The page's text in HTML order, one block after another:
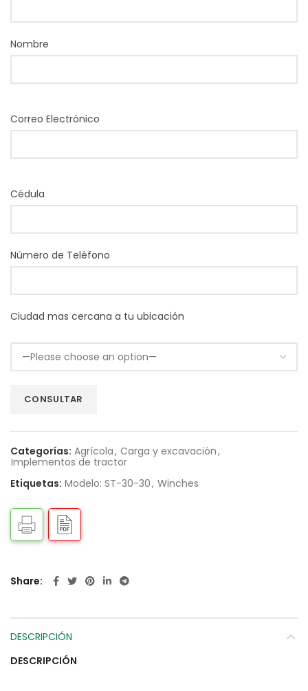
Nombre
Correo Electrónico
Cédula
Número de Teléfono
Ciudad mas cercana a tu ubicación
Categorías: Agrícola, Carga y excavación,
Implementos de tractor
Etiquetas: Modelo: ST-30-30, Winches
Share
DESCRIPCIÓN
DESCRIPCIÓN